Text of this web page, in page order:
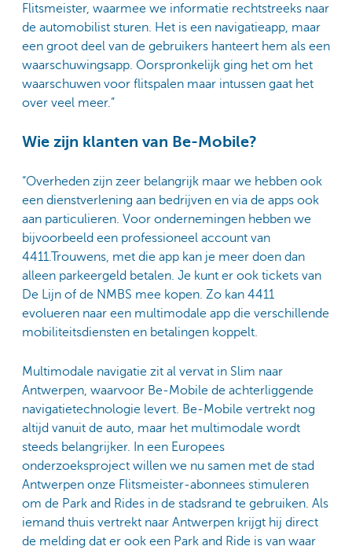
Flitsmeister, waarmee we informatie rechtstreeks naar
de automobilist sturen. Het is een navigatieapp, maar
een groot deel van de gebruikers hanteert hem als een
waarschuwingsapp. Oorspronkelijk ging het om het
waarschuwen voor flitspalen maar intussen gaat het
over veel meer.”
Wie zijn klanten van Be-Mobile?
“Overheden zijn zeer belangrijk maar we hebben ook
een dienstverlening aan bedrijven en via de apps ook
aan particulieren. Voor ondernemingen hebben we
bijvoorbeeld een professioneel account van
4411.Trouwens, met die app kan je meer doen dan
alleen parkeergeld betalen. Je kunt er ook tickets van
De Lijn of de NMBS mee kopen. Zo kan 4411
evolueren naar een multimodale app die verschillende
mobiliteitsdiensten en betalingen koppelt.
Multimodale navigatie zit al vervat in Slim naar
Antwerpen, waarvoor Be-Mobile de achterliggende
navigatietechnologie levert. Be-Mobile vertrekt nog
altijd vanuit de auto, maar het multimodale wordt
steeds belangrijker. In een Europees
onderzoeksproject willen we nu samen met de stad
Antwerpen onze Flitsmeister-abonnees stimuleren
om de Park and Rides in de stadsrand te gebruiken. Als
iemand thuis vertrekt naar Antwerpen krijgt hij direct
de melding dat er ook een Park and Ride is van waar